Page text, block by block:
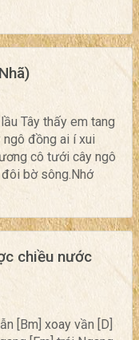
Tây thấy em tang
đồng ai í xui
cô tưới cây ngô
bờ sông.Nhớ
chiều nước
[Bm] xoay vần [D]